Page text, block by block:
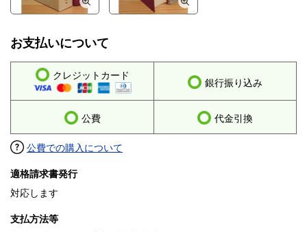
お支払いについて
クレジットカード
銀行振り込み
公費 代金引換
公費での購入について
適格請求書発行
対応します
支払方法等